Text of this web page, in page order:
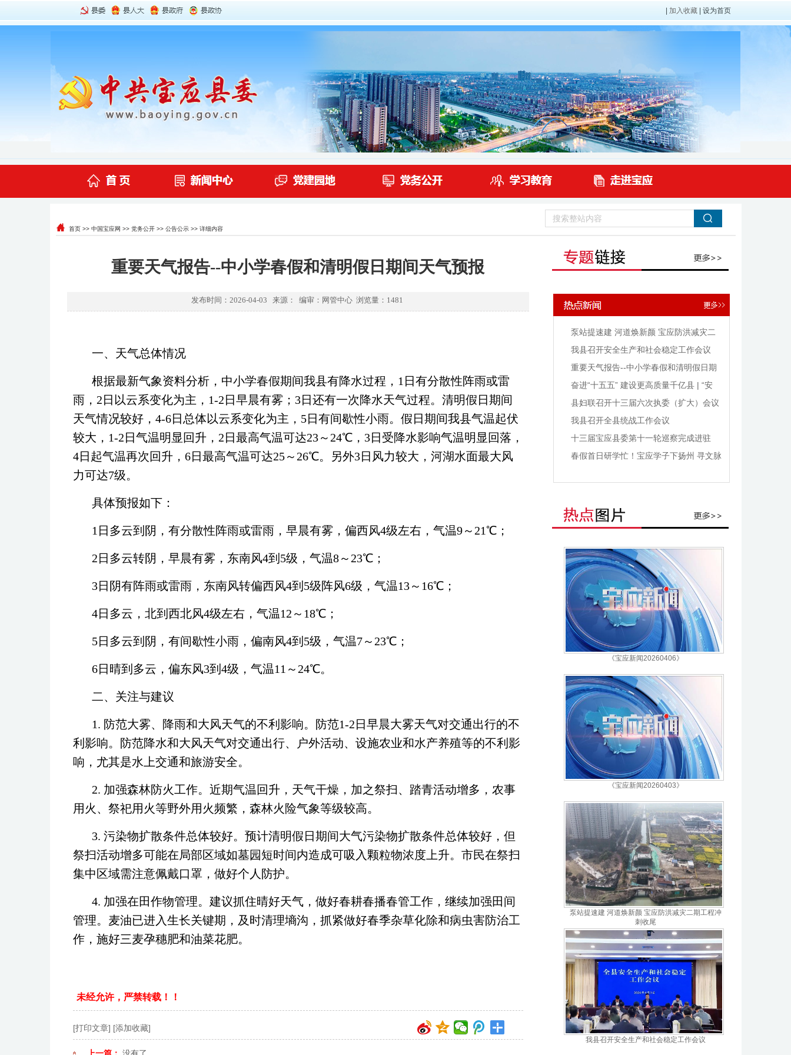
加入收藏 设为首页
首页>> 中国宝应网 >> 党务公开>> 公告公示>> 详细内容
重要天气报告--中小学春假和清明假日期间天气预报
发布时间：2026-04-03 来源： 编审：网管中心 浏览量： 1481
一、天气总体情况
根据最新气象资料分析，中小学春假期间我县有降水过程，1日有分散性阵雨或雷
雨，2日以云系变化为主，1-2日早晨有雾；3日还有一次降水天气过程。清明假日期间
天气情况较好，4-6日总体以云系变化为主，5日有间歇性小雨。假日期间我县气温起伏
较大，1-2日气温明显回升，2日最高气温可达23～24℃，3日受降水影响气温明显回落，
4日起气温再次回升，6日最高气温可达25～26℃。另外3日风力较大，河湖水面最大风
力可达7级。
具体预报如下：
1日多云到阴，有分散性阵雨或雷雨，早晨有雾，偏西风4级左右，气温9～21℃；
2日多云转阴，早晨有雾，东南风4到5级，气温8～23℃；
3日阴有阵雨或雷雨，东南风转偏西风4到5级阵风6级，气温13～16℃；
4日多云，北到西北风4级左右，气温12～18℃；
5日多云到阴，有间歇性小雨，偏南风4到5级，气温7～23℃；
6日晴到多云，偏东风3到4级，气温11～24℃。
二、关注与建议
1. 防范大雾、降雨和大风天气的不利影响。防范1-2日早晨大雾天气对交通出行的不
利影响。防范降水和大风天气对交通出行、户外活动、设施农业和水产养殖等的不利影
响，尤其是水上交通和旅游安全。
2. 加强森林防火工作。近期气温回升，天气干燥，加之祭扫、踏青活动增多，农事
用火、祭祀用火等野外用火频繁，森林火险气象等级较高。
3. 污染物扩散条件总体较好。预计清明假日期间大气污染物扩散条件总体较好，但
祭扫活动增多可能在局部区域如墓园短时间内造成可吸入颗粒物浓度上升。市民在祭扫
集中区域需注意佩戴口罩，做好个人防护。
4. 加强在田作物管理。建议抓住晴好天气，做好春耕春播春管工作，继续加强田间
管理。麦油已进入生长关键期，及时清理墒沟，抓紧做好春季杂草化除和病虫害防治工
作，施好三麦孕穗肥和油菜花肥。
未经允许，严禁转载！！
[打印文章] [添加收藏]
泵站提速建 河道焕新颜 宝应防洪减灾二
期工程冲刺收尾
我县召开安全生产和社会稳定工作会议
重要天气报告--中小学春假和清明假日期
间天气预报
奋进“十五五” 建设更高质量千亿县 | “安
的”电子：做优做强温控器
县妇联召开十三届六次执委（扩大）会议
我县召开全县统战工作会议
十三届宝应县委第十一轮巡察完成进驻
春假首日研学忙！宝应学子下扬州 寻文脉
《宝应新闻20260406》
《宝应新闻20260403》
泵站提速建 河道焕新颜 宝应防洪减灾二期工程冲
刺收尾
我县召开安全生产和社会稳定工作会议